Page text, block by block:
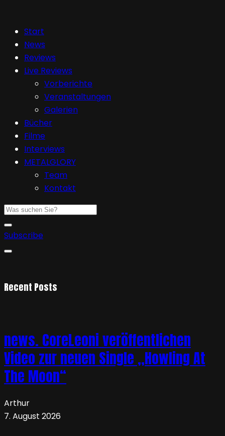
Start
News
Reviews
Live Reviews
Vorberichte
Veranstaltungen
Galerien
Bücher
Filme
Interviews
METALGLORY
Team
Kontakt
Subscribe
Recent Posts
news. CoreLeoni veröffentlichen
Video zur neuen Single „Howling At
The Moon“
Arthur
7. August 2026